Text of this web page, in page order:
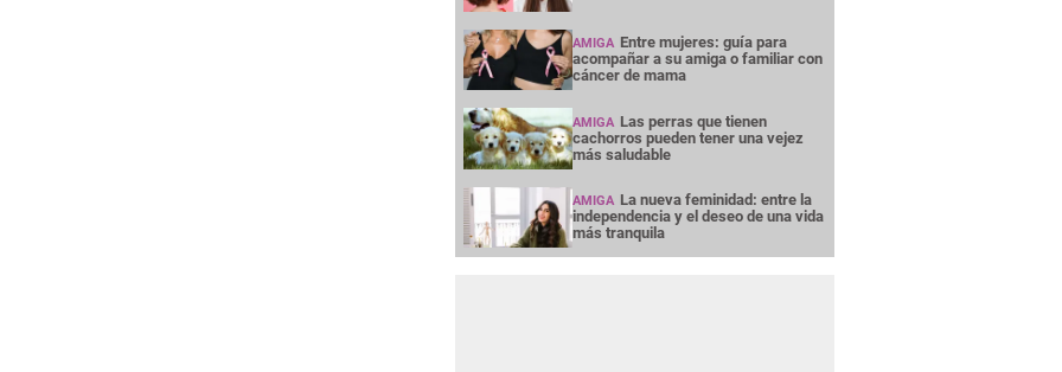
AMIGA Entre mujeres: guía para
acompañar a su amiga o familiar con
cáncer de mama
AMIGA Las perras que tienen
cachorros pueden tener una vejez
más saludable
AMIGA La nueva feminidad: entre la
independencia y el deseo de una vida
más tranquila